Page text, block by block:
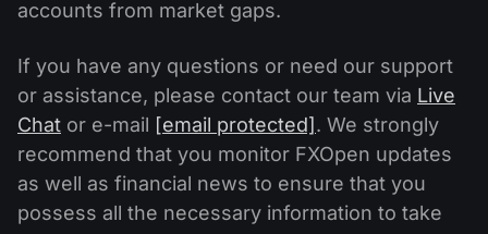
accounts from market gaps.
If you have any questions or need our support
or assistance, please contact our team via Live
Chat or e-mail [email protected] . We strongly
recommend that you monitor FXOpen updates
as well as financial news to ensure that you
possess all the necessary information to take